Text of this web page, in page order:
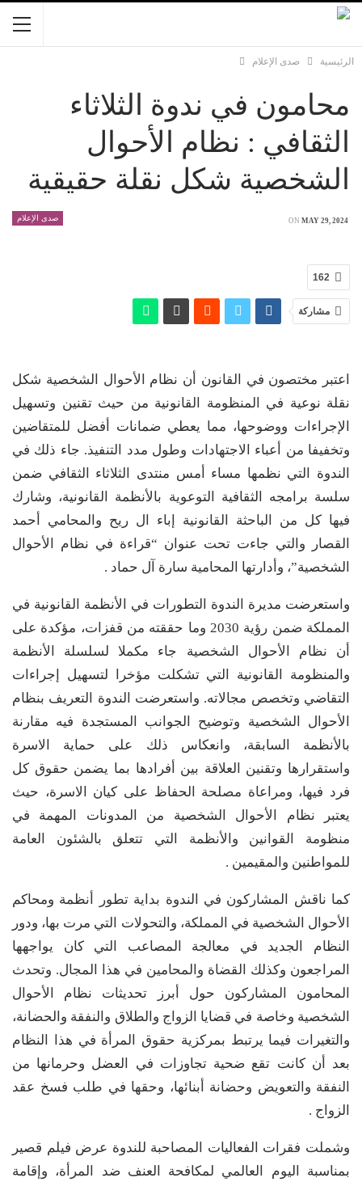
الرئيسية صدى الإعلام
محامون في ندوة الثلاثاء
الثقافي : نظام الأحوال
الشخصية شكل نقلة حقيقية
صدى الإعلام ON MAY 29, 2024
162
مشاركة
اعتبر مختصون في القانون أن نظام الأحوال الشخصية شكل
نقلة نوعية في المنظومة القانونية من حيث تقنين وتسهيل
الإجراءات ووضوحها، مما يعطي ضمانات أفضل للمتقاضين
وتخفيفا من أعباء الاجتهادات وطول مدد التنفيذ. جاء ذلك في
الندوة التي نظمها مساء أمس منتدى الثلاثاء الثقافي ضمن
سلسة برامجه الثقافية التوعوية بالأنظمة القانونية، وشارك
فيها كل من الباحثة القانونية إباء ال ريح والمحامي أحمد
القصار والتي جاءت تحت عنوان “قراءة في نظام الأحوال
الشخصية”، وأدارتها المحامية سارة آل حماد .
واستعرضت مديرة الندوة التطورات في الأنظمة القانونية في
المملكة ضمن رؤية 2030 وما حققته من قفزات، مؤكدة على
أن نظام الأحوال الشخصية جاء مكملا لسلسلة الأنظمة
والمنظومة القانونية التي تشكلت مؤخرا لتسهيل إجراءات
التقاضي وتخصص مجالاته. واستعرضت الندوة التعريف بنظام
الأحوال الشخصية وتوضيح الجوانب المستجدة فيه مقارنة
بالأنظمة السابقة، وانعكاس ذلك على حماية الاسرة
واستقرارها وتقنين العلاقة بين أفرادها بما يضمن حقوق كل
فرد فيها، ومراعاة مصلحة الحفاظ على كيان الاسرة، حيث
يعتبر نظام الأحوال الشخصية من المدونات المهمة في
منظومة القوانين والأنظمة التي تتعلق بالشئون العامة
للمواطنين والمقيمين .
كما ناقش المشاركون في الندوة بداية تطور أنظمة ومحاكم
الأحوال الشخصية في المملكة، والتحولات التي مرت بها، ودور
النظام الجديد في معالجة المصاعب التي كان يواجهها
المراجعون وكذلك القضاة والمحامين في هذا المجال. وتحدث
المحامون المشاركون حول أبرز تحديثات نظام الأحوال
الشخصية وخاصة في قضايا الزواج والطلاق والنفقة والحضانة،
والتغيرات فيما يرتبط بمركزية حقوق المرأة في هذا النظام
بعد أن كانت تقع ضحية تجاوزات في العضل وحرمانها من
النفقة والتعويض وحضانة أبنائها، وحقها في طلب فسخ عقد
الزواج .
وشملت فقرات الفعاليات المصاحبة للندوة عرض فيلم قصير
بمناسبة اليوم العالمي لمكافحة العنف ضد المرأة، وإقامة